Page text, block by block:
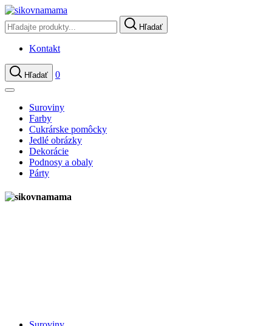
Hľadať
Kontakt
Hľadať 0
Suroviny
Farby
Cukrárske pomôcky
Jedlé obrázky
Dekorácie
Podnosy a obaly
Párty